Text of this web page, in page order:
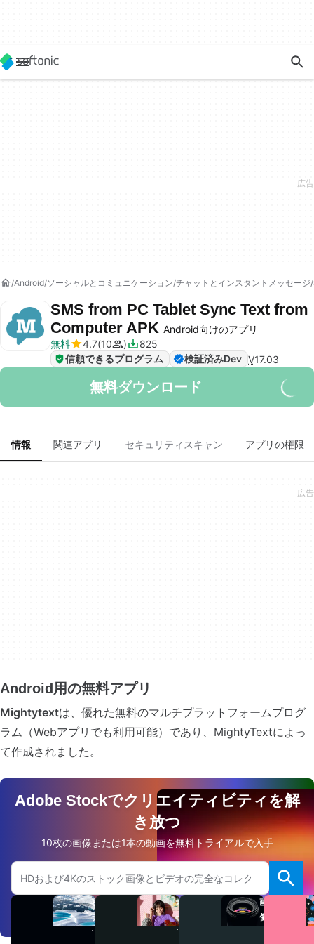
Android ソーシャルとコミュニケーション チャットとインスタントメッセージ
SMS from PC Tablet Sync Text from
Computer APK Android向けのアプリ
無料
4.7 10
825
信頼できるプログラム
検証済みDev V17.03
無料ダウンロード
情報 関連アプリ セキュリティスキャン アプリの権限
Android用の無料アプリ
Mightytextは、優れた無料のマルチプラットフォームプログ
ラム（Webアプリでも利用可能）であり、MightyTextによっ
て作成されました。
Adobe Stockでクリエイティビティを解
き放つ
10枚の画像または1本の動画を無料トライアルで入手
Adobe.comのウェブサイトを検索
ビ
デ
オ
オ
ー
デ
画
像